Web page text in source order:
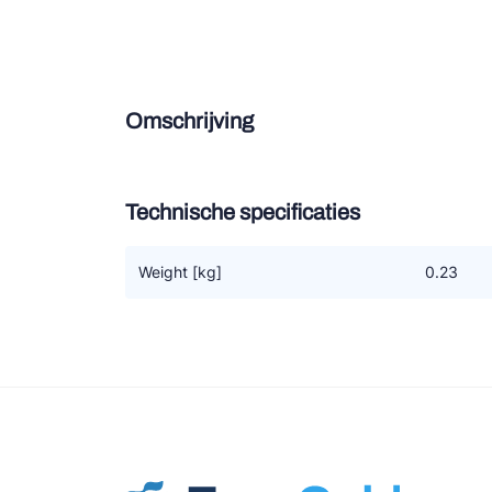
Omschrijving
Technische specificaties
Weight [kg] 0.23